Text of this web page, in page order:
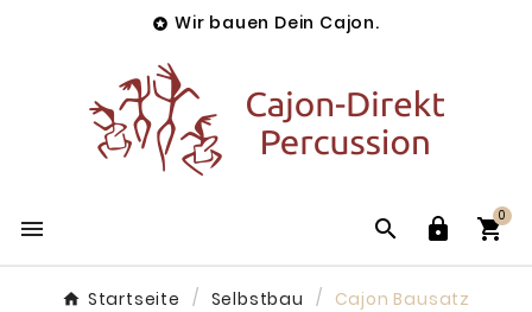
 Wir bauen Dein Cajon.
   
0
Startseite Selbstbau Cajon Bausatz